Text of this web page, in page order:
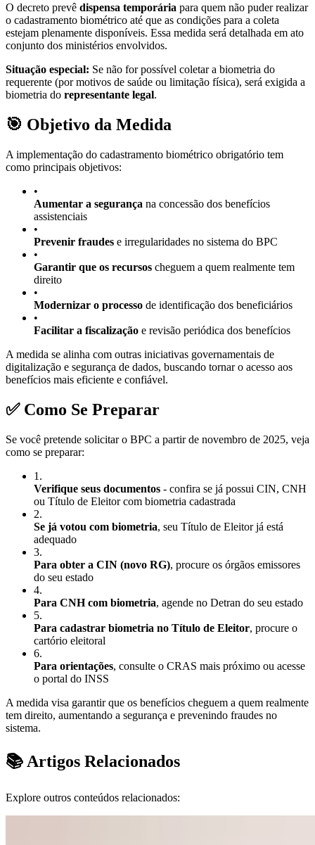
O decreto prevê dispensa temporária para quem não puder realizar
o cadastramento biométrico até que as condições para a coleta
estejam plenamente disponíveis. Essa medida será detalhada em ato
conjunto dos ministérios envolvidos.
Situação especial: Se não for possível coletar a biometria do
requerente (por motivos de saúde ou limitação física), será exigida a
biometria do representante legal.
🎯 Objetivo da Medida
A implementação do cadastramento biométrico obrigatório tem
como principais objetivos:
•
Aumentar a segurança na concessão dos benefícios
assistenciais
•
Prevenir fraudes e irregularidades no sistema do BPC
•
Garantir que os recursos cheguem a quem realmente tem
direito
•
Modernizar o processo de identificação dos beneficiários
•
Facilitar a fiscalização e revisão periódica dos benefícios
A medida se alinha com outras iniciativas governamentais de
digitalização e segurança de dados, buscando tornar o acesso aos
benefícios mais eficiente e confiável.
✅ Como Se Preparar
Se você pretende solicitar o BPC a partir de novembro de 2025, veja
como se preparar:
1 .
Verifique seus documentos - confira se já possui CIN, CNH
ou Título de Eleitor com biometria cadastrada
2.
Se já votou com biometria, seu Título de Eleitor já está
adequado
3.
Para obter a CIN (novo RG), procure os órgãos emissores
do seu estado
4.
Para CNH com biometria, agende no Detran do seu estado
5.
Para cadastrar biometria no Título de Eleitor, procure o
cartório eleitoral
6.
Para orientações, consulte o CRAS mais próximo ou acesse
o portal do INSS
A medida visa garantir que os benefícios cheguem a quem realmente
tem direito, aumentando a segurança e prevenindo fraudes no
sistema.
📚 Artigos Relacionados
Explore outros conteúdos relacionados: